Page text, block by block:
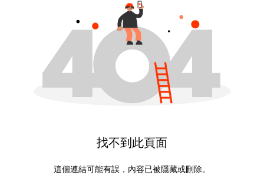
找不到此頁面
這個連結可能有誤，內容已被隱藏或刪除。